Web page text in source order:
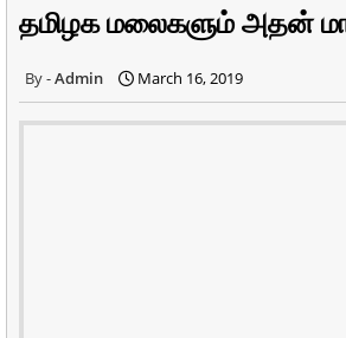
தமிழக மலைகளும் அதன்
Admin March 16, 2019